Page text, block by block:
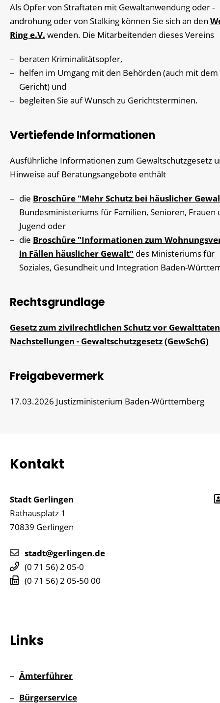
Als Opfer von Straftaten mit Gewaltanwendung oder -
androhung oder von Stalking können Sie sich an den
Ring e.V. wenden. Die Mitarbeitenden dieses Vereins
beraten Kriminalitätsopfer,
helfen im Umgang mit den Behörden (auch mit dem
Gericht) und
begleiten Sie auf Wunsch zu Gerichtsterminen.
Vertiefende Informationen
Ausführliche Informationen zum Gewaltschutzgesetz
Hinweise auf Beratungsangebote enthält
die Broschüre "Mehr Schutz bei häuslicher
Bundesministeriums für Familien, Senioren, Frauen
Jugend oder
die Broschüre "Informationen zum
in Fällen häuslicher Gewalt" des Ministeriums für
Soziales, Gesundheit und Integration Baden-
Rechtsgrundlage
Gesetz zum zivilrechtlichen Schutz vor
Nachstellungen - Gewaltschutzgesetz (GewSchG)
Freigabevermerk
17.03.2026 Justizministerium Baden-Württemberg
Kontakt
Stadt Gerlingen
Rathausplatz 1
70839 Gerlingen
stadt@gerlingen.de
(0 71 56) 2 05-0
(0 71 56) 2 05-50 00
Links
Ämterführer
Bürgerservice